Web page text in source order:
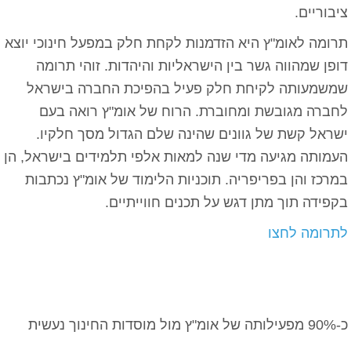
ציבוריים.
תרומה לאומ"ץ היא הזדמנות לקחת חלק במפעל חינוכי יוצא
דופן שמהווה גשר בין הישראליות והיהדות. זוהי תרומה
שמשמעותה לקיחת חלק פעיל בהפיכת החברה בישראל
לחברה מגובשת ומחוברת. הרוח של אומ"ץ רואה בעם
ישראל קשת של גוונים שהינה שלם הגדול מסך חלקיו.
העמותה מגיעה מדי שנה למאות אלפי תלמידים בישראל, הן
במרכז והן בפריפריה. תוכניות הלימוד של אומ"ץ נכתבות
בקפידה תוך מתן דגש על תכנים חווייתיים.
לתרומה לחצו
כ-90% מפעילותה של אומ"ץ מול מוסדות החינוך נעשית